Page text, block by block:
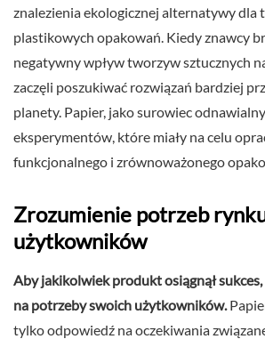
znalezienia ekologicznej alternatywy dla
plastikowych opakowań. Kiedy znawcy
negatywny wpływ tworzyw sztucznych
zaczęli poszukiwać rozwiązań bardziej
planety. Papier, jako surowiec
eksperymentów, które miały na celu
funkcjonalnego i zrównoważonego
Zrozumienie potrzeb
użytkowników
Aby jakikolwiek produkt osiągnął
na potrzeby swoich użytkowników.
tylko odpowiedź na oczekiwania